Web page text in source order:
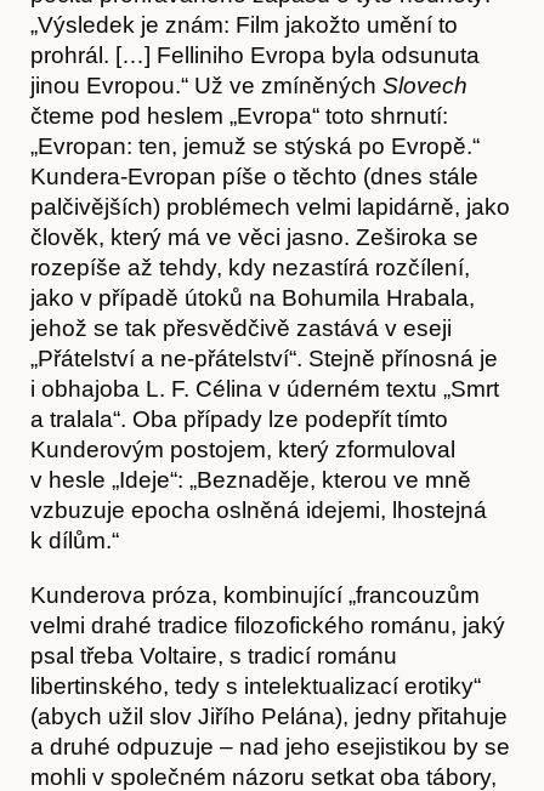
Předplatné
„Výsledek je znám: Film jakožto umění to
prohrál. […] Felliniho Evropa byla odsunuta
jinou Evropou.“ Už ve zmíněných Slovech
čteme pod heslem „Evropa“ toto shrnutí:
„Evropan: ten, jemuž se stýská po Evropě.“
Kundera-Evropan píše o těchto (dnes stále
palčivějších) problémech velmi lapidárně, jako
člověk, který má ve věci jasno. Zeširoka se
rozepíše až tehdy, kdy nezastírá rozčílení,
jako v případě útoků na Bohumila Hrabala,
jehož se tak přesvědčivě zastává v eseji
„Přátelství a ne-přátelství“. Stejně přínosná je
i obhajoba L. F. Célina v úderném textu „Smrt
a tralala“. Oba případy lze podepřít tímto
Kunderovým postojem, který zformuloval
v hesle „Ideje“: „Beznaděje, kterou ve mně
vzbuzuje epocha oslněná idejemi, lhostejná
k dílům.“
Kunderova próza, kombinující „francouzům
velmi drahé tradice filozofického románu, jaký
psal třeba Voltaire, s tradicí románu
libertinského, tedy s intelektualizací erotiky“
(abych užil slov Jiřího Pelána), jedny přitahuje
a druhé odpuzuje – nad jeho esejistikou by se
mohli v společném názoru setkat oba tábory,